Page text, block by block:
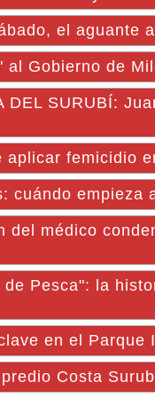
el aguante
al Gobierno de
DEL SURUBÍ:
femicidio
cuándo empieza
del médico
Pesca": la
en el Parque
Costa